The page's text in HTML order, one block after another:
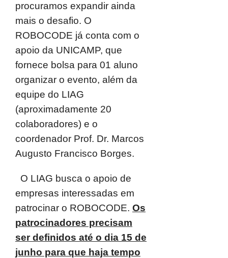
procuramos expandir ainda
mais o desafio. O
ROBOCODE já conta com o
apoio da UNICAMP, que
fornece bolsa para 01 aluno
organizar o evento, além da
equipe do LIAG
(aproximadamente 20
colaboradores) e o
coordenador Prof. Dr. Marcos
Augusto Francisco Borges.
O LIAG busca o apoio de
empresas interessadas em
patrocinar o ROBOCODE. Os
patrocinadores precisam
ser definidos até o dia 15 de
junho para que haja tempo